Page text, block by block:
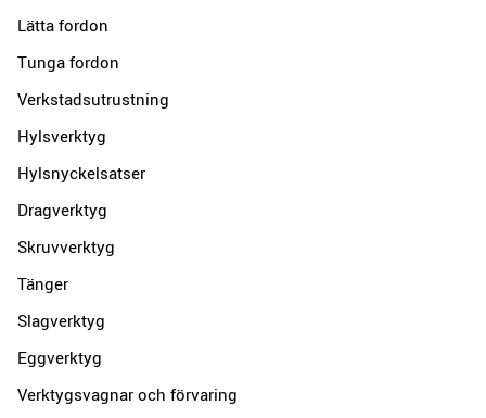
Lätta fordon
Tunga fordon
Verkstadsutrustning
Hylsverktyg
Hylsnyckelsatser
Dragverktyg
Skruvverktyg
Tänger
Slagverktyg
Eggverktyg
Verktygsvagnar och förvaring